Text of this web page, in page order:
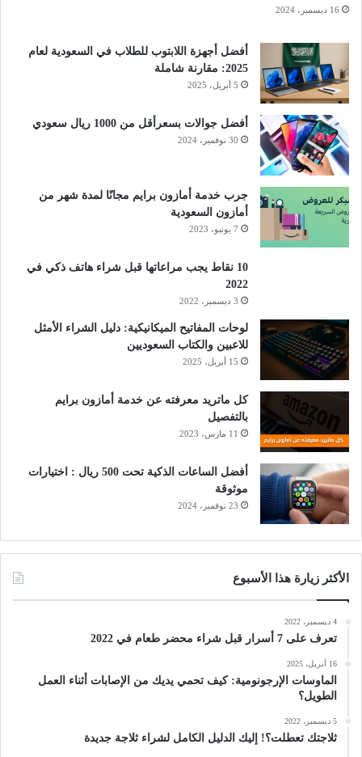
16 ديسمبر، 2024
أفضل أجهزة اللابتوب للطلاب في السعودية لعام
2025: مقارنة شاملة
5 أبريل، 2025
أفضل جوالات بسعرأقل من 1000 ريال سعودي
30 نوفمبر، 2024
جرب خدمة أمازون برايم مجانًا لمدة شهر من
أمازون السعودية
7 يونيو، 2023
10 نقاط يجب مراعاتها قبل شراء هاتف ذكي في
2022
3 ديسمبر، 2022
لوحات المفاتيح الميكانيكية: دليل الشراء الأمثل
للاعبين والكتاب السعوديين
15 أبريل، 2025
كل ماتريد معرفته عن خدمة أمازون برايم
بالتفصيل
11 مارس، 2023
أفضل الساعات الذكية تحت 500 ريال : اختيارات
موثوقة
23 نوفمبر، 2024
الأكثر زيارة هذا الأسبوع
4 ديسمبر، 2022
تعرف على 7 أسرار قبل شراء محضر طعام في 2022
16 أبريل، 2025
الماوسات الإرجونومية: كيف تحمي يديك من الإصابات أثناء العمل
الطويل؟
5 ديسمبر، 2022
ثلاجتك تعطلت؟! إليك الدليل الكامل لشراء ثلاجة جديدة